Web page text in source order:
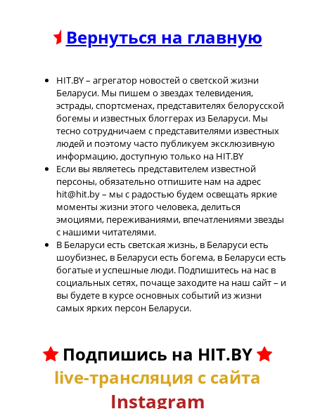
Вернуться на главную
HIT.BY – агрегатор новостей о светской жизни
Беларуси. Мы пишем о звездах телевидения,
эстрады, спортсменах, представителях белорусской
богемы и известных блоггерах из Беларуси. Мы
тесно сотрудничаем с представителями известных
людей и поэтому часто публикуем эксклюзивную
информацию, доступную только на HIT.BY
Если вы являетесь представителем известной
персоны, обязательно отпишите нам на адрес
hit@hit.by – мы с радостью будем освещать яркие
моменты жизни этого человека, делиться
эмоциями, переживаниями, впечатлениями звезды
с нашими читателями.
В Беларуси есть светская жизнь, в Беларуси есть
шоубизнес, в Беларуси есть богема, в Беларуси есть
богатые и успешные люди. Подпишитесь на нас в
социальных сетях, почаще заходите на наш сайт – и
вы будете в курсе основных событий из жизни
самых ярких персон Беларуси.
Подпишись на HIT.BY
live-трансляция с сайта
Instagram